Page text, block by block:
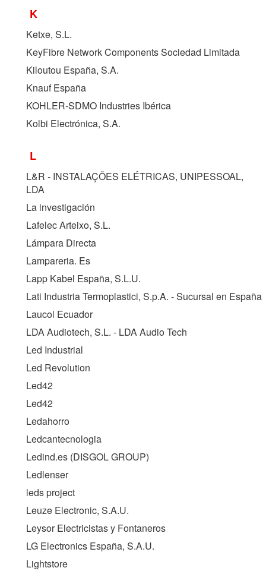
K
Ketxe, S.L.
KeyFibre Network Components Sociedad Limitada
Kiloutou España, S.A.
Knauf España
KOHLER-SDMO Industries Ibérica
Kolbi Electrónica, S.A.
L
L&R - INSTALAÇÕES ELÉTRICAS, UNIPESSOAL,
LDA
La investigación
Lafelec Arteixo, S.L.
Lámpara Directa
Lampareria. Es
Lapp Kabel España, S.L.U.
Lati Industria Termoplastici, S.p.A. - Sucursal en España
Laucol Ecuador
LDA Audiotech, S.L. - LDA Audio Tech
Led Industrial
Led Revolution
Led42
Led42
Ledahorro
Ledcantecnologia
Ledind.es (DISGOL GROUP)
Ledlenser
leds project
Leuze Electronic, S.A.U.
Leysor Electricistas y Fontaneros
LG Electronics España, S.A.U.
Lightstore